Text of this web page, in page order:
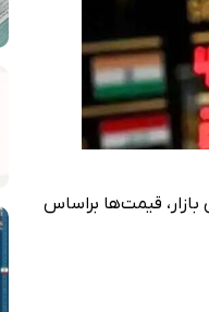
است. با توجه به تعطیلی بازار، قیمت‌ها براساس